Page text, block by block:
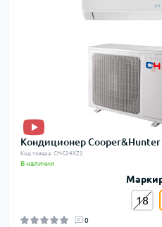
Кондиционер Cooper&Hunter
Код товара: CH-S24XZ2
В наличии
18
0